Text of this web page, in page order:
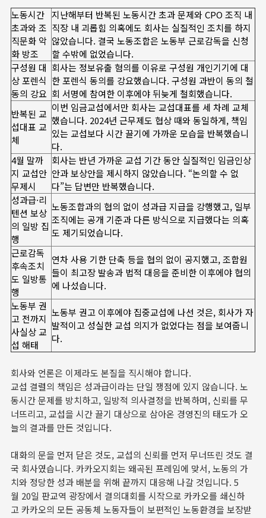
노동시간
초과와 조
직문화 악
화 방조
지난해부터 반복된 노동시간 초과 문제와 CPO 조직 내
직장 내 괴롭힘 의혹에도 회사는 실질적인 조치를 하지
않았습니다. 결국 노동조합은 노동부 근로감독을 신청
할 수밖에 없었습니다.
구성원 대
상 포렌식
동의 강요
회사는 정보유출 혐의를 이유로 구성원 개인기기에 대
한 포렌식 동의를 강요했습니다. 구성원 과반이 동의 철
회 서명에 참여한 이후에야 뒤늦게 철회했습니다.
반복된 교
섭대표 교
체
이번 임금교섭에서만 회사는 교섭대표를 세 차례 교체
했습니다. 2024년 근무제도 협상 때와 동일하게, 책임
있는 교섭보다 시간 끌기에 가까운 모습을 반복했습니
다.
4월 말까
지 교섭안
무제시
회사는 반년 가까운 교섭 기간 동안 실질적인 임금인상
안과 보상안을 제시하지 않았습니다. “논의할 수 없
다”는 답변만 반복했습니다.
성과급·리
텐션 보상
의 일방 집
행
노동조합과의 협의 없이 성과급 지급을 강행했고, 일부
조직에는 공개 기준과 다른 방식으로 지급했다는 의혹
도 제기되었습니다.
근로감독
후속조치
도 일방통
행
연차 사용 기한 단축 등을 협의 없이 공지했고, 조합원
들이 최고장 발송과 법적 대응을 준비한 이후에야 협의
에 나섰습니다.
노동부 권
고 전까지
사실상 교
섭 해태
노동부 권고 이후에야 집중교섭에 나선 것은, 회사가 자
발적이고 성실한 교섭 의지가 없었다는 점을 보여줍니
다.
회사와 언론은 이제라도 본질을 직시해야 합니다.
교섭 결렬의 책임은 성과급이라는 단일 쟁점에 있지 않습니다. 노
동시간 문제를 방치하고, 일방적 의사결정을 반복하며, 신뢰를 무
너뜨리고, 교섭을 시간 끌기 대상으로 삼아온 경영진의 태도가 오
늘의 결과를 만든 것입니다.
대화의 문을 먼저 닫은 것도, 교섭의 신뢰를 먼저 무너뜨린 것도 결
국 회사였습니다. 카카오지회는 왜곡된 프레임에 맞서, 노동의 가
치와 정당한 성과 배분을 위해 끝까지 대응해 나갈 것입니다. 5
월 20일 판교역 광장에서 결의대회를 시작으로 카카오를 쇄신하
고 카카오의 모든 공동체 노동자들이 보편적인 노동환경을 보장받